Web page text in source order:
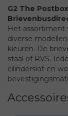
G2 The
Het assortiment
diverse
kleuren. De
staal of RVS.
cilinderslot en